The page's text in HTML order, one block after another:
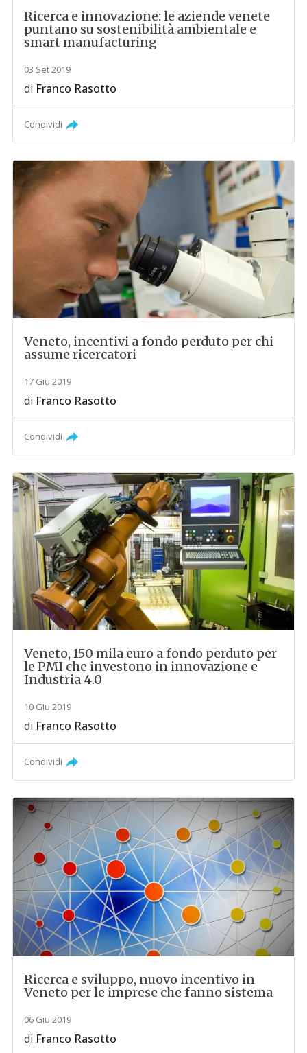
Ricerca e innovazione: le aziende venete
puntano su sostenibilità ambientale e
smart manufacturing
03 Set 2019
di Franco Rasotto
Condividi
Veneto, incentivi a fondo perduto per chi
assume ricercatori
17 Giu 2019
di Franco Rasotto
Condividi
Veneto, 150 mila euro a fondo perduto per
le PMI che investono in innovazione e
Industria 4.0
10 Giu 2019
di Franco Rasotto
Condividi
Ricerca e sviluppo, nuovo incentivo in
Veneto per le imprese che fanno sistema
06 Giu 2019
di Franco Rasotto